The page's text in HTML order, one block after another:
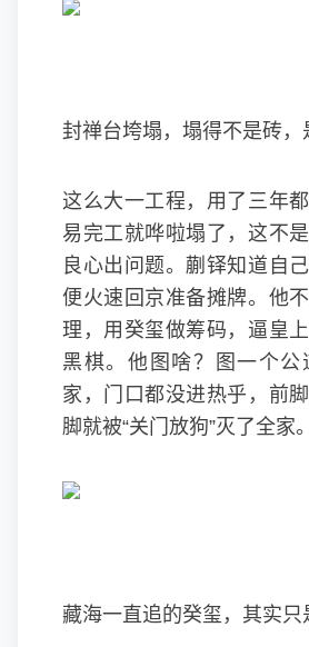
封禅台垮塌，塌得不是砖，
这么大一工程，用了三年
易完工就哗啦塌了，这不
良心出问题。蒯铎知道自
便火速回京准备摊牌。他
理，用癸玺做筹码，逼皇
黑棋。他图啥？图一个公
家，门口都没进热乎，前
脚就被“关门放狗”灭了全家。
藏海一直追的癸玺，其实只